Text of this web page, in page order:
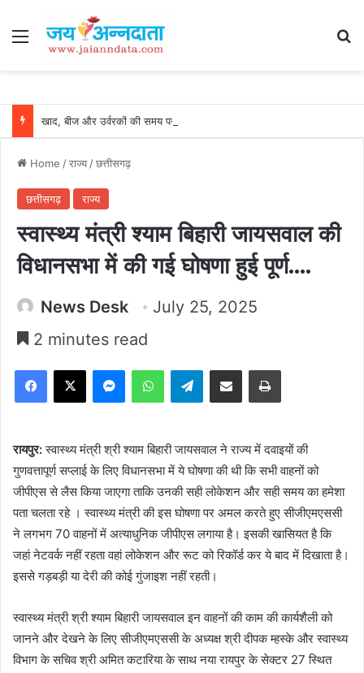
Menu
Home /राज्य/छत्तीसगढ़
छत्तीसगढ़ राज्य
स्वास्थ्य मंत्री श्याम बिहारी जायसवाल की
विधानसभा में की गई घोषणा हुई पूर्ण….
News Desk
July 25, 2025
2 minutes read
Facebook
X MessengerWhatsAppTelegramShare via Email Print
रायपुर:स्वास्थ्य मंत्री श्री श्याम बिहारी जायसवाल ने राज्य में दवाइयों की
गुणवत्तापूर्ण सप्लाई के लिए विधानसभा में ये घोषणा की थी कि सभी वाहनों को
जीपीएस से लैस किया जाएगा ताकि उनकी सही लोकेशन और सही समय का हमेशा
पता चलता रहे । स्वास्थ्य मंत्री की इस घोषणा पर अमल करते हुए सीजीएमएससी
ने लगभग 70 वाहनों में अत्याधुनिक जीपीएस लगाया है। इसकी खासियत है कि
जहां नेटवर्क नहीं रहता वहां लोकेशन और रूट को रिकॉर्ड कर ये बाद में दिखाता है।
इससे गड़बड़ी या देरी की कोई गुंजाइश नहीं रहती।
स्वास्थ्य मंत्री श्री श्याम बिहारी जायसवाल इन वाहनों की काम की कार्यशैली को
जानने और देखने के लिए सीजीएमएससी के अध्यक्ष श्री दीपक म्हस्के और स्वास्थ्य
विभाग के सचिव श्री अमित कटारिया के साथ नया रायपुर के सेक्टर 27 स्थित